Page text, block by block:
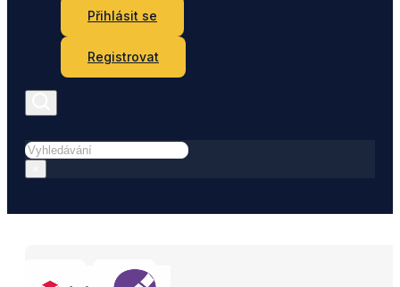
Přihlásit se
Registrovat
Hledat